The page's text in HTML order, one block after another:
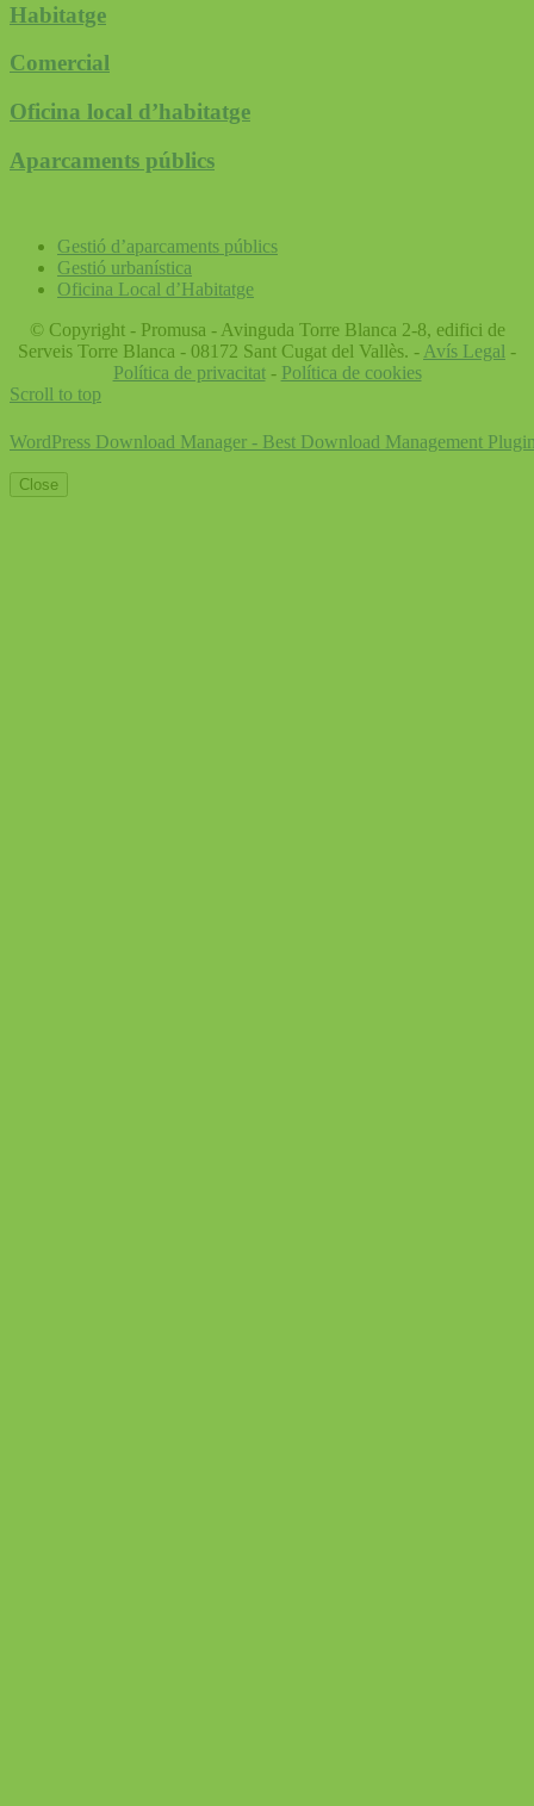
Habitatge
Comercial
Oficina local d’habitatge
Aparcaments públics
Gestió d’aparcaments públics
Gestió urbanística
Oficina Local d’Habitatge
© Copyright - Promusa - Avinguda Torre Blanca 2-8, edifici de
Serveis Torre Blanca - 08172 Sant Cugat del Vallès. - Avís Legal -
Política de privacitat- Política de cookies
Scroll to top
WordPress Download Manager - Best Download Management
Close